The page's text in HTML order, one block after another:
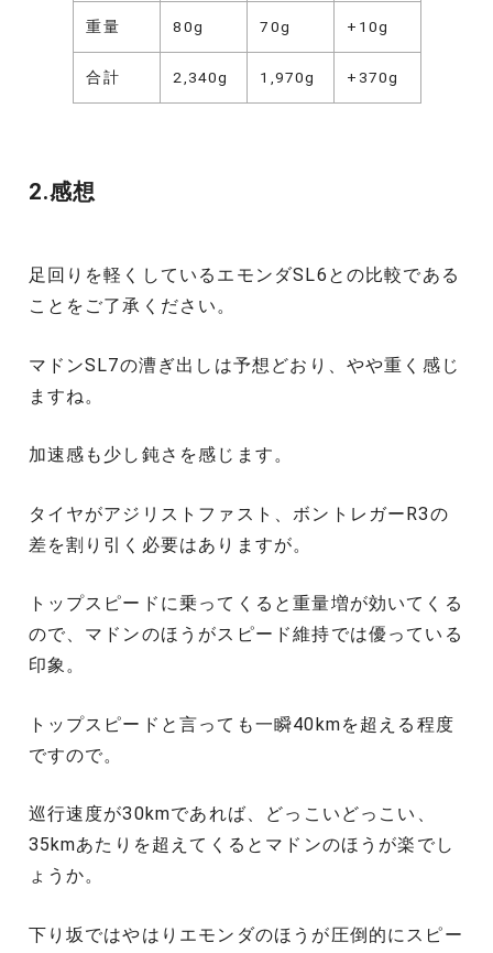
重量 80g 70g +10g
合計 2,340g 1,970g +370g
2.感想
足回りを軽くしているエモンダSL6との比較である
ことをご了承ください。
マドンSL7の漕ぎ出しは予想どおり、やや重く感じ
ますね。
加速感も少し鈍さを感じます。
タイヤがアジリストファスト、ボントレガーR3の
差を割り引く必要はありますが。
トップスピードに乗ってくると重量増が効いてくる
ので、マドンのほうがスピード維持では優っている
印象。
トップスピードと言っても一瞬40kmを超える程度
ですので。
巡行速度が30kmであれば、どっこいどっこい、
35kmあたりを超えてくるとマドンのほうが楽でし
ょうか。
下り坂ではやはりエモンダのほうが圧倒的にスピー